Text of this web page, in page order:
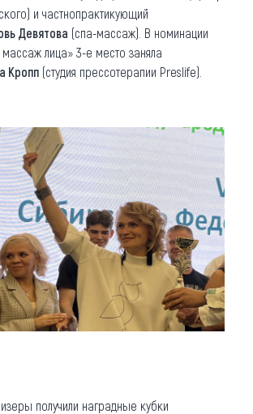
и частнопрактикующий
Девятова (спа-массаж). В номинации
массаж лица» 3-е место заняла
Кропп (студия прессотерапии Preslife).
получили наградные кубки